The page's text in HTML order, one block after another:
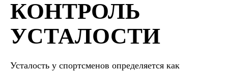
КОНТРОЛЬ
УСТАЛОСТИ
Усталость у спортсменов определяется как